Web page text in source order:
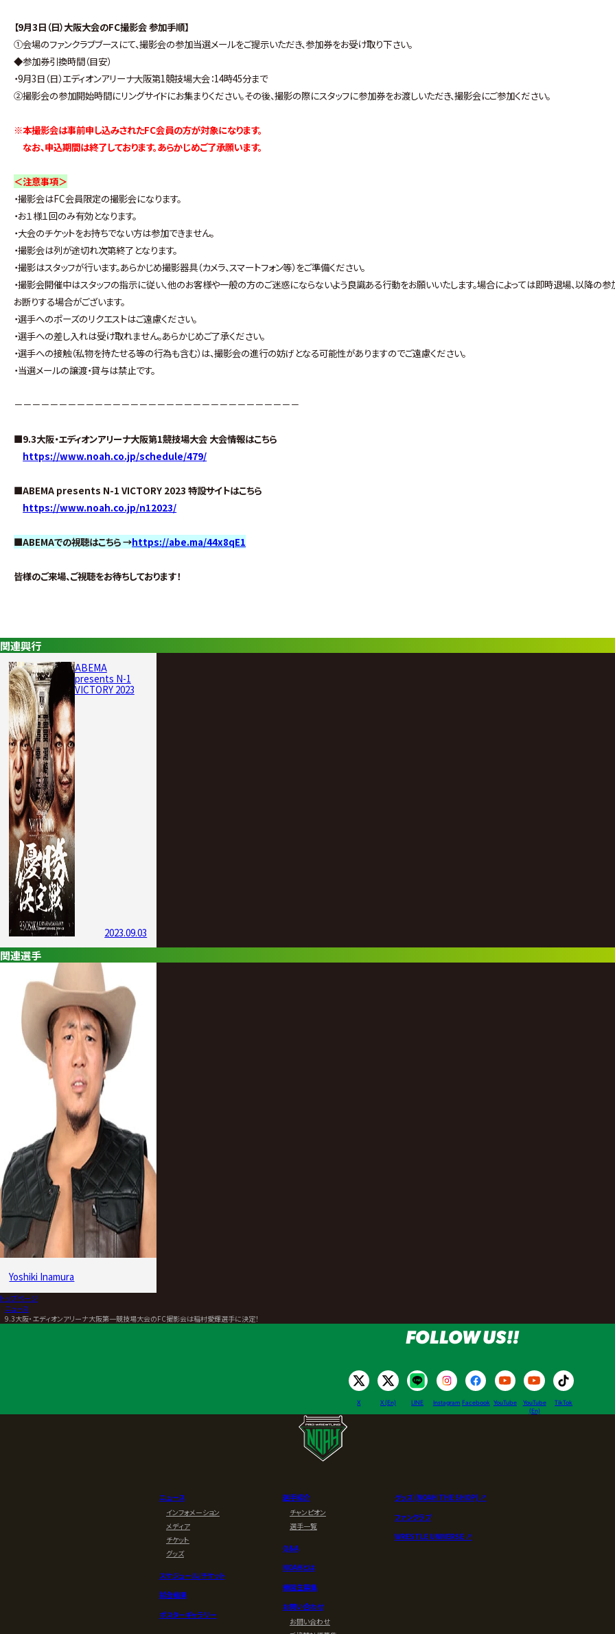
【9月3日（日）大阪大会のFC撮影会参加手順】
①会場のファンクラブブースにて、撮影会の参加当選メールをご提示いただき、参加券をお受け取り下さい。
◆参加券引換時間（目安）
・9月3日（日）エディオンアリーナ大阪第1競技場大会：14時45分まで
②撮影会の参加開始時間にリングサイドにお集まりください。その後、撮影の際にスタッフに参加券をお渡しいただき、撮影会にご参加ください。
※本撮影会は事前申し込みされたFC会員の方が対象になります。
なお、申込期間は終了しております。あらかじめご了承願います。
＜注意事項＞
・撮影会はFC会員限定の撮影会になります。
・お１様１回のみ有効となります。
・大会のチケットをお持ちでない方は参加できません。
・撮影会は列が途切れ次第終了となります。
・撮影はスタッフが行います。あらかじめ撮影器具（カメラ、スマートフォン等）をご準備ください。
・撮影会開催中はスタッフの指示に従い、他のお客様や一般の方のご迷惑にならないよう良識ある行動をお願いいたします。場合によっては即時退場、以降の参
お断りする場合がございます。
・選手へのポーズのリクエストはご遠慮ください。
・選手への差し入れは受け取れません。あらかじめご了承ください。
・選手への接触（私物を持たせる等の行為も含む）は、撮影会の進行の妨げとなる可能性がありますのでご遠慮ください。
・当選メールの譲渡・貸与は禁止です。
－－－－－－－－－－－－－－－－－－－－－－－－－－－－－－－－
■9.3大阪・エディオンアリーナ大阪第1競技場大会 大会情報はこちら
https://www.noah.co.jp/schedule/479/
■ABEMA presents N-1 VICTORY 2023 特設サイトはこちら
https://www.noah.co.jp/n12023/
■ABEMAでの視聴はこちら →https://abe.ma/44x8qE1
皆様のご来場、ご視聴をお待ちしております！
関連興行
ABEMA
presents N-1
VICTORY 2023
2023.09.03
関連選手
Yoshiki Inamura
トップページ
ニュース
9.3大阪・エディオンアリーナ大阪第一競技場大会のFC撮影会は稲村愛輝選手に決定！
FOLLOW US!!
X X (En) LINE Instagram Facebook YouTube
YouTube
(En)
TikTok
ニュース
インフォメーション
メディア
チケット
グッズ
スケジュール/チケット
試合結果
ポスターギャラリー
選手紹介
チャンピオン
選手一覧
Q&A
NOAHとは
練習生募集
お問い合わせ
お問い合わせ
グッズ (NOAH THE SHOP) ↗︎
ファンクラブ
WRESTLE UNIVERSE ↗︎